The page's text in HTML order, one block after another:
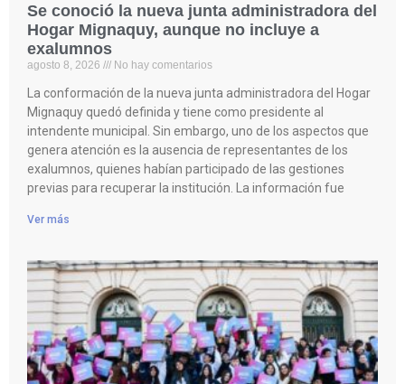
Se conoció la nueva junta administradora del
Hogar Mignaquy, aunque no incluye a
exalumnos
agosto 8, 2026 No hay comentarios
La conformación de la nueva junta administradora del Hogar
Mignaquy quedó definida y tiene como presidente al
intendente municipal. Sin embargo, uno de los aspectos que
genera atención es la ausencia de representantes de los
exalumnos, quienes habían participado de las gestiones
previas para recuperar la institución. La información fue
Ver más